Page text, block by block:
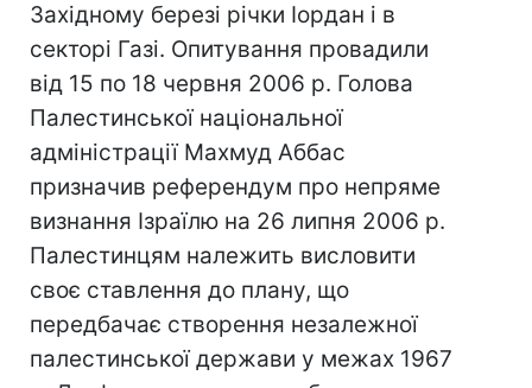
Західному березі річки Іордан і в
секторі Газі. Опитування провадили
від 15 по 18 червня 2006 р. Голова
Палестинської національної
адміністрації Махмуд Аббас
призначив референдум про непряме
визнання Ізраїлю на 26 липня 2006 р.
Палестинцям належить висловити
своє ставлення до плану, що
передбачає створення незалежної
палестинської держави у межах 1967